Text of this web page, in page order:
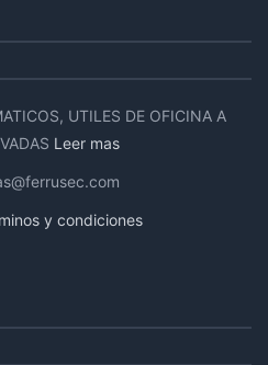
UTILES DE OFICINA A
Leer mas
y condiciones